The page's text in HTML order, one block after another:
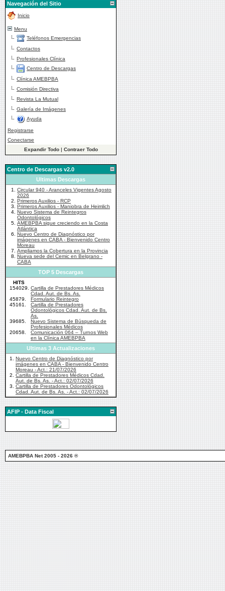
Navegación del Sitio
Inicio
Menu
Teléfonos Emergencias
Contactos
Profesionales Clínica
Centro de Descargas
Clínica AMEBPBA
Comisión Directiva
Revista La Mutual
Galería de Imágenes
Ayuda
Registrarse
Conectarse
Expandir Todo| Contraer Todo
Centro de Descargas v2.0
Ultimas Descargas
1.
Circular 940 - Aranceles Vigentes Agosto
2026
2.
Primeros Auxilios - RCP
3.
Primeros Auxilios - Maniobra de Heimlich
4. Nuevo Sistema de Reintegros
Odontológicos
5. AMEBPBA sigue creciendo en la Costa
Atlántica
6.
Nuevo Centro de Diagnóstico por
imágenes en CABA - Bienvenido Centro
Moreau
7.
Ampliamos la Cobertura en la Provincia
8.
Nueva sede del Cemic en Belgrano -
CABA
TOP 5 Descargas
HITS
154029.
Cartilla de Prestadores Médicos
Cdad. Aut. de Bs. As.
45879.
Formulario Reintegro
45161.
Cartilla de Prestadores
Odontológicos Cdad. Aut. de Bs.
As.
39685.
Nuevo Sistema de Búsqueda de
Profesionales Médicos
20658.
Comunicación 064 – Turnos Web
en la Clínica AMEBPBA
Ultimas 3 Actualizaciones
1.
Nuevo Centro de Diagnóstico por
imágenes en CABA - Bienvenido Centro
Moreau - Act.: 21/07/2026
2.
Cartilla de Prestadores Médicos Cdad.
Aut. de Bs. As. - Act.: 02/07/2026
3.
Cartilla de Prestadores Odontológicos
Cdad. Aut. de Bs. As. - Act.: 02/07/2026
AFIP - Data Fiscal
AMEBPBA Net 2005 - 2026 ®